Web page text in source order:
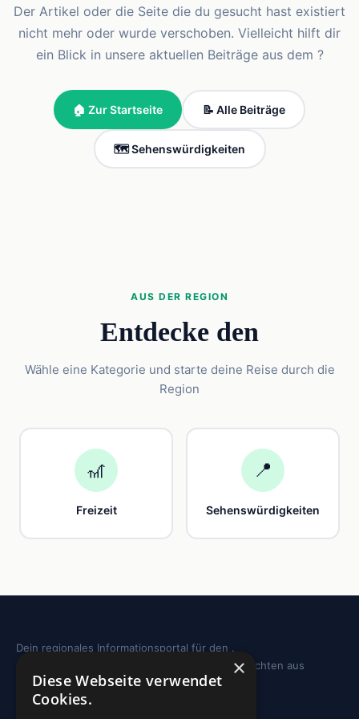
Der Artikel oder die Seite die du gesucht hast existiert
nicht mehr oder wurde verschoben. Vielleicht hilft dir
ein Blick in unsere aktuellen Beiträge aus dem ?
🏠 Zur Startseite 📝 Alle Beiträge
🗺️ Sehenswürdigkeiten
AUS DER REGION
Entdecke den
Wähle eine Kategorie und starte deine Reise durch die
Region
🎢
Freizeit
📍
Sehenswürdigkeiten
Dein regionales Informationsportal für den .
Sehenswürdigkeiten, Ausflugstipps und Geschichten aus
deiner Region.
×
Diese Webseite verwendet
Cookies.